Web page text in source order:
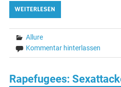
WEITERLESEN
Allure
Kommentar hinterlassen
Rapefugees: